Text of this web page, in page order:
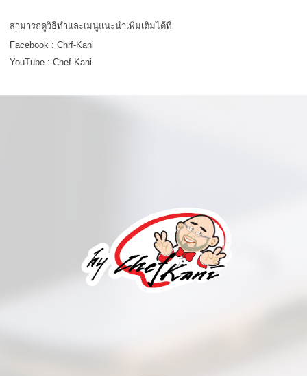
สามารถดูวิธีทำและเมนูแนะนำเพิ่มเติมได้ที่
Facebook : Chrf-Kani
YouTube : Chef Kani